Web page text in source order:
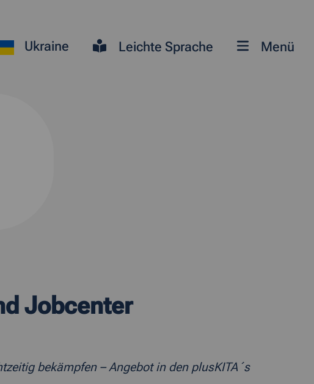
Ukraine Leichte Sprache Menü
Jobcenter
bekämpfen – Angebot in den plusKITA´s